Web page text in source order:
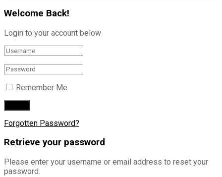
Welcome Back!
Login to your account below
Remember Me
Forgotten Password?
Retrieve your password
Please enter your username or email address to reset your
password.